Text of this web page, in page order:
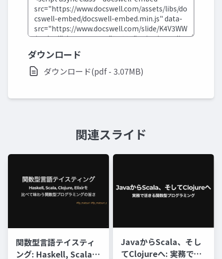
ダウンロード
ダウンロード(pdf - 3.07MB)
関連スライド
関数型言語テイスティ
ング: Haskell, Scala,
JavaからScala、そし
てClojureへ: 実務で活